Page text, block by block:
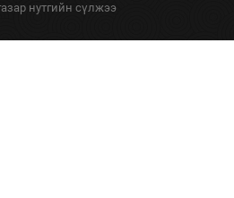
нутгийн сүлжээ